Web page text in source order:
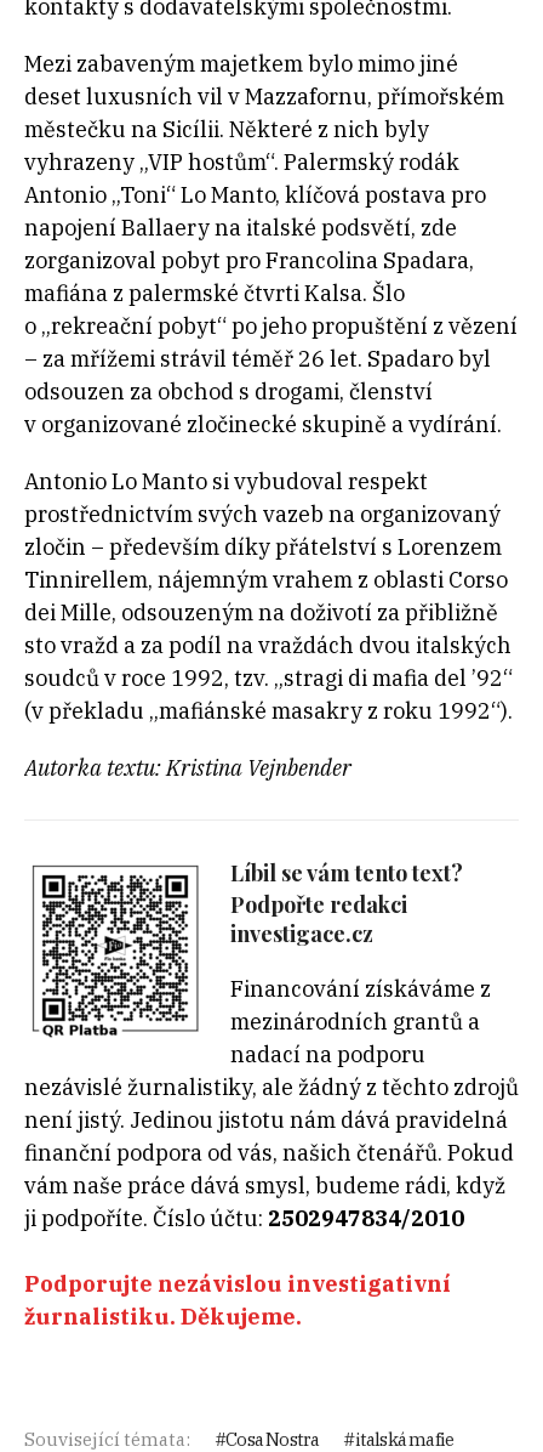
kontakty s dodavatelskými společnostmi.
Mezi zabaveným majetkem bylo mimo jiné
deset luxusních vil v Mazzafornu, přímořském
městečku na Sicílii. Některé z nich byly
vyhrazeny „VIP hostům“. Palermský rodák
Antonio „Toni“Lo Manto, klíčová postava pro
napojení Ballaery na italské podsvětí, zde
zorganizoval pobyt pro Francolina Spadara,
mafiána z palermské čtvrti Kalsa. Šlo
o „rekreační pobyt“ po jeho propuštění z vězení
– za mřížemi strávil téměř 26 let. Spadaro byl
odsouzen za obchod s drogami, členství
v organizované zločinecké skupině a vydírání.
Antonio Lo Manto si vybudoval respekt
prostřednictvím svých vazeb na organizovaný
zločin – především díky přátelství s Lorenzem
Tinnirellem, nájemným vrahem z oblasti Corso
dei Mille, odsouzeným na doživotí za přibližně
sto vražd a za podíl na vraždách dvou italských
soudců v roce 1992, tzv. „stragi di mafia del ’92“
(v překladu „mafiánské masakry z roku 1992“).
Autorka textu: Kristina Vejnbender
Líbil se vám tento text?
Podpořte redakci
investigace.cz
Financování získáváme z
mezinárodních grantů a
nadací na podporu
nezávislé žurnalistiky, ale žádný z těchto zdrojů
není jistý. Jedinou jistotu nám dává pravidelná
finanční podpora od vás, našich čtenářů. Pokud
vám naše práce dává smysl, budeme rádi, když
ji podpoříte. Číslo účtu: 2502947834/2010
Podporujte nezávislou investigativní
žurnalistiku. Děkujeme.
Související témata: Cosa Nostra
italská mafie